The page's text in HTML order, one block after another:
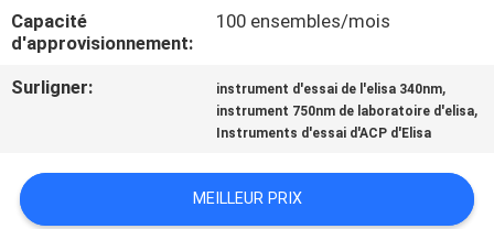
CONTACTEZ-
NOUS
UNE
CITATION
Capacité
d'approvisionnement:
100 ensembles/mois
Surligner: instrument d'essai de l'elisa 340nm,
instrument 750nm de laboratoire d'elisa,
Instruments d'essai d'ACP d'Elisa
MEILLEUR PRIX